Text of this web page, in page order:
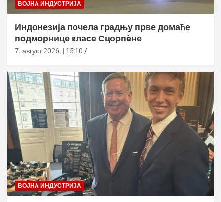
ВОЈНА ИНДУСТРИЈА
Индонезија почела градњу прве домаће
подморнице класе Сцорпèне
7. август 2026. | 15:10
ВОЈНА ИНДУСТРИЈА